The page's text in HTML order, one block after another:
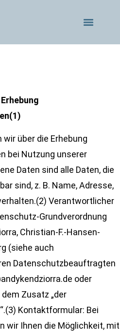
über die Erhebung
bei Nutzung unserer
Daten sind alle Daten, die
sind, z. B. Name, Adresse,
Verantwortlicher
Grundverordnung
Christian-F.-Hansen-
(siehe auch
Datenschutzbeauftragten
oder
Zusatz „der
Kontaktformular: Bei
wir Ihnen die Möglichkeit, mit